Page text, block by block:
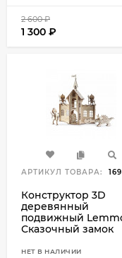
2 600₽
1 300 ₽
АРТИКУЛ ТОВАРА:
Конструктор 3D
деревянный
подвижный
Сказочный замок
НЕТ В НАЛИЧИИ